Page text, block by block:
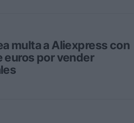
multa a Aliexpress con
euros por vender